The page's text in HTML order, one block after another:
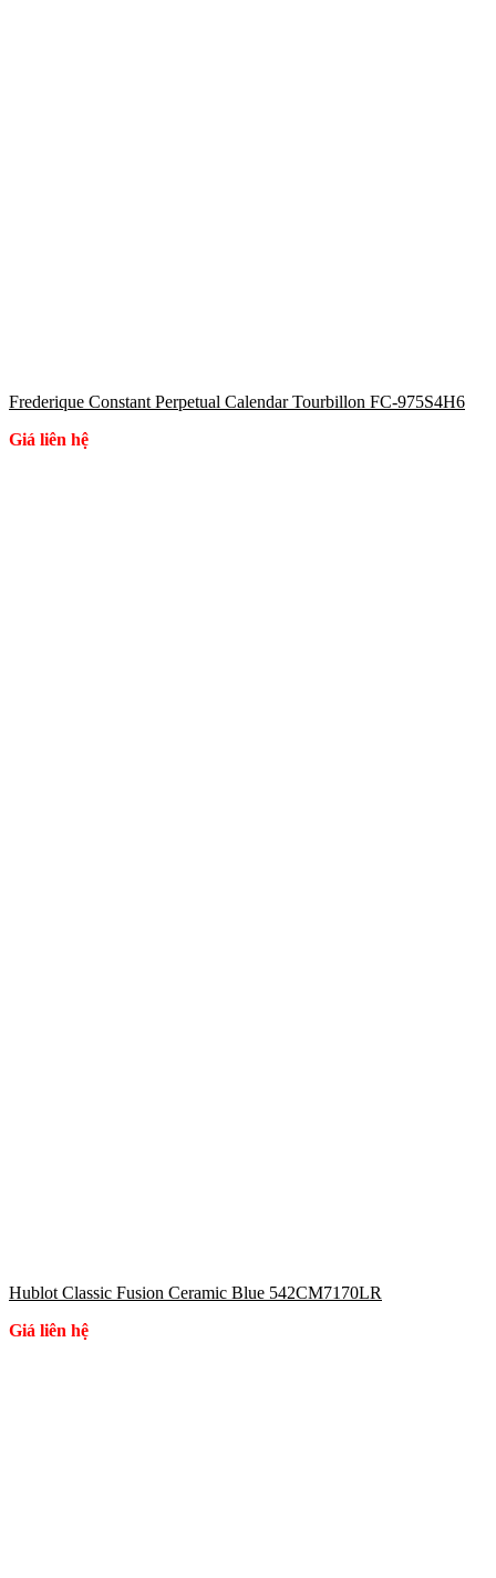
Frederique Constant Perpetual Calendar Tourbillon FC-975S4H6
Giá liên hệ
Hublot Classic Fusion Ceramic Blue 542CM7170LR
Giá liên hệ